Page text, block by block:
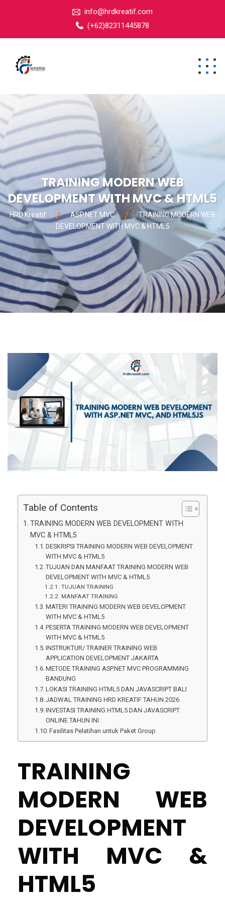
info@hrdkreatif.com
(+62)82311445878
TRAINING MODERN WEB
DEVELOPMENT WITH MVC & HTML5
HRD Kreatif ASP.NET MVC
TRAINING MODERN WEB
DEVELOPMENT WITH MVC & HTML5
Table of Contents
TRAINING MODERN WEB DEVELOPMENT WITH
MVC & HTML5
DESKRIPSI TRAINING MODERN WEB DEVELOPMENT
WITH MVC & HTML5
TUJUAN DAN MANFAAT TRAINING MODERN WEB
DEVELOPMENT WITH MVC & HTML5
TUJUAN TRAINING
MANFAAT TRAINING
MATERI TRAINING MODERN WEB DEVELOPMENT
WITH MVC & HTML5
PESERTA TRAINING MODERN WEB DEVELOPMENT
WITH MVC & HTML5
INSTRUKTUR/ TRAINER TRAINING WEB
APPLICATION DEVELOPMENT JAKARTA
METODE TRAINING ASP.NET MVC PROGRAMMING
BANDUNG
LOKASI TRAINING HTML5 DAN JAVASCRIPT BALI
JADWAL TRAINING HRD KREATIF TAHUN 2026
INVESTASI TRAINING HTML5 DAN JAVASCRIPT
ONLINE TAHUN INI :
Fasilitas Pelatihan untuk Paket Group
TRAINING
MODERN WEB
DEVELOPMENT
WITH MVC &
HTML5